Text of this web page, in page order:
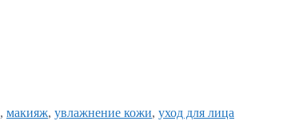
, макияж, увлажнение кожи, уход для лица